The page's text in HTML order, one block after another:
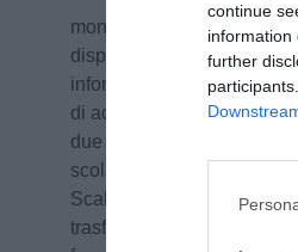
continue
information
further
mondate la zucca
disponile su un foglio di
infornate a 180° C per 35/
di acqua una pentola
due foglie alla volta
scolatele e riponetele in
Scaldate il latte in un
trasferiscilo nel bicchiere